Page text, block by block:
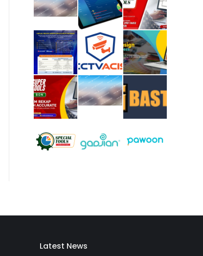
Latest News